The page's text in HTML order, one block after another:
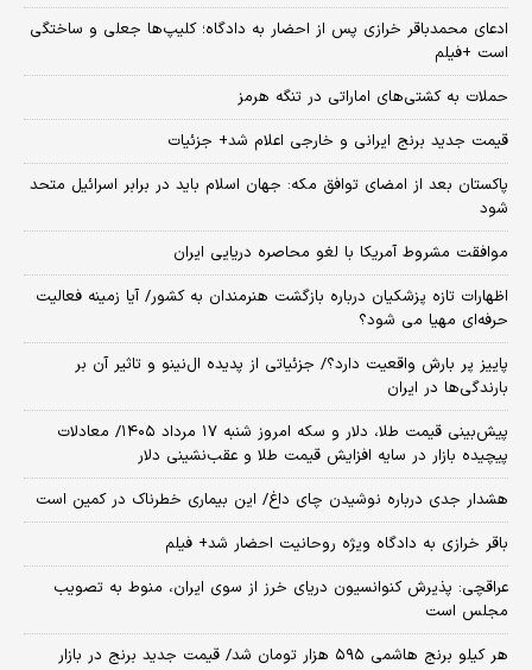
ادعای محمدباقر خرازی پس از احضار به دادگاه؛ کلیپ‌ها جعلی و ساختگی
است +فیلم
حملات به کشتی‌های اماراتی در تنگه هرمز
قیمت جدید برنج ایرانی و خارجی اعلام شد+ جزئیات
پاکستان بعد از امضای توافق مکه: جهان اسلام باید در برابر اسرائیل متحد
شود
موافقت مشروط آمریکا با لغو محاصره دریایی ایران
اظهارات تازه پزشکیان درباره بازگشت هنرمندان به کشور/ آیا زمینه فعالیت
حرفه‌ای مهیا می شود؟
پاییز پر بارش واقعیت دارد؟/ جزئیاتی از پدیده ال‌نینو و تاثیر آن بر
بارندگی‌ها در ایران
پیش‌بینی قیمت طلا، دلار و سکه امروز شنبه ۱۷ مرداد ۱۴۰۵/ معادلات
پیچیده بازار در سایه افزایش قیمت طلا و عقب‌نشینی دلار
هشدار جدی درباره نوشیدن چای داغ/ این بیماری خطرناک در کمین است
باقر خرازی به دادگاه ویژه روحانیت احضار شد+ فیلم
عراقچی: پذیرش کنوانسیون دریای خرز از سوی ایران، منوط به تصویب
مجلس است
هر کیلو برنج هاشمی ۵۹۵ هزار تومان شد/ قیمت جدید برنج در بازار